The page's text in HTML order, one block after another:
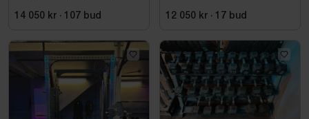
14 050 kr · 107 bud 12 050 kr · 17 bud